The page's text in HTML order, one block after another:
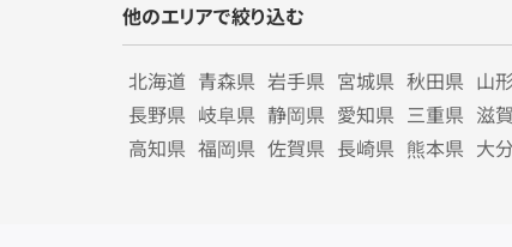
他のエリアで絞り込む
北海道 青森県 岩手県 宮城県 秋田県 山
長野県 岐阜県 静岡県 愛知県 三重県 滋
高知県 福岡県 佐賀県 長崎県 熊本県 大